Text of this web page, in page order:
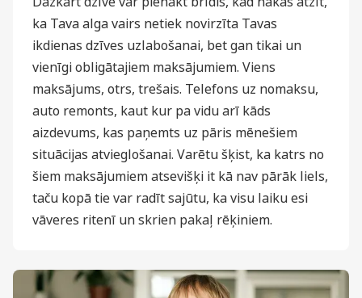
ka Tava alga vairs netiek novirzīta Tavas
ikdienas dzīves uzlabošanai, bet gan tikai un
vienīgi obligātajiem maksājumiem. Viens
maksājums, otrs, trešais. Telefons uz nomaksu,
auto remonts, kaut kur pa vidu arī kāds
aizdevums, kas paņemts uz pāris mēnešiem
situācijas atvieglošanai. Varētu šķist, ka katrs no
šiem maksājumiem atsevišķi it kā nav pārāk liels,
taču kopā tie var radīt sajūtu, ka visu laiku esi
vāveres ritenī un skrien pakaļ rēķiniem.